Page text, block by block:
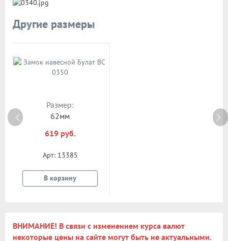
Другие размеры
Размер:
62мм
619 руб.
Арт: 13385
В корзину
ВНИМАНИЕ! В связи с изменением курса валют
некоторые цены на сайте могут быть не актуальными.